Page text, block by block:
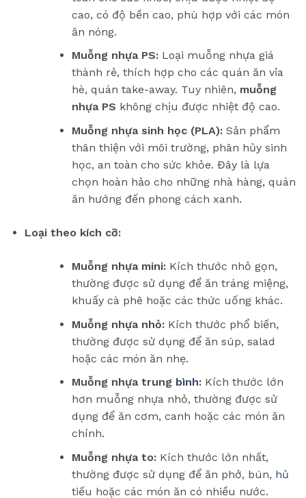
cao, có độ bền cao, phù hợp với các món
ăn nóng.
Muỗng nhựa PS:Loại muỗng nhựa giá
thành rẻ, thích hợp cho các quán ăn vỉa
hè, quán take-away. Tuy nhiên, muỗng
nhựa PS không chịu được nhiệt độ cao.
Muỗng nhựa sinh học (PLA):Sản phẩm
thân thiện với môi trường, phân hủy sinh
học, an toàn cho sức khỏe. Đây là lựa
chọn hoàn hảo cho những nhà hàng, quán
ăn hướng đến phong cách xanh.
Loại theo kích cỡ:
Muỗng nhựa mini:Kích thước nhỏ gọn,
thường được sử dụng để ăn tráng miệng,
khuấy cà phê hoặc các thức uống khác.
Muỗng nhựa nhỏ:Kích thước phổ biến,
thường được sử dụng để ăn súp, salad
hoặc các món ăn nhẹ.
Muỗng nhựa trung bình:Kích thước lớn
hơn muỗng nhựa nhỏ, thường được sử
dụng để ăn cơm, canh hoặc các món ăn
chính.
Muỗng nhựa to:Kích thước lớn nhất,
thường được sử dụng để ăn phở, bún, hủ
tiếu hoặc các món ăn có nhiều nước.